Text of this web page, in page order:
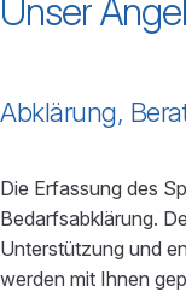
Unser
Abklärung,
Die Erfassung des
Bedarfsabklärung.
Unterstützung und
werden mit Ihnen